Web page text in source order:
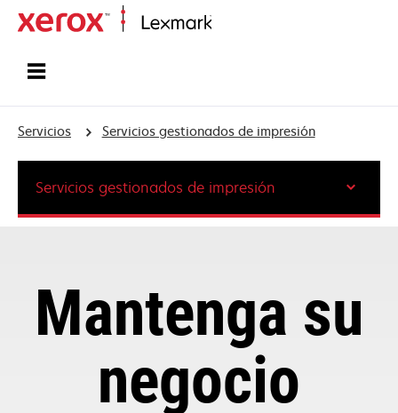
Servicios Servicios gestionados de impresión
Mantenga su
negocio
Servicios gestionados de impresión